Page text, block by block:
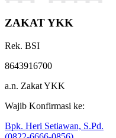
Rek. BSI
8643916700
a.n. Zakat YKK
Wajib Konfirmasi ke:
Bpk. Heri Setiawan, S.Pd.
Tanpa konfirmasi, dianggap